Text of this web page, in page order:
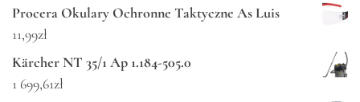
Procera Okulary Ochronne Taktyczne As Luis
11,99zł
Kärcher NT 35/1 Ap 1.184-505.0
1 699,61zł